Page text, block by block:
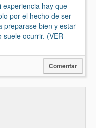
experiencia hay que
por el hecho de ser
preparase bien y estar
suele ocurrir. (VER
Comentar